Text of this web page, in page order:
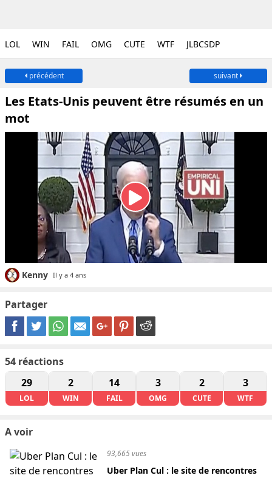
LOL WIN FAIL OMG CUTE WTF JLBCSDP
précédent suivant
Les Etats-Unis peuvent être résumés en un
mot
Kenny Il y a 4 ans
Partager
54 réactions
29
LOL
2
WIN
14
FAIL
3
OMG
2
CUTE
3
WTF
A voir
93,665 vues
Uber Plan Cul : le site de rencontres